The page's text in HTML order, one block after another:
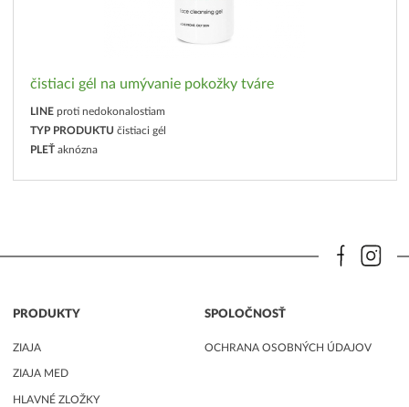
čistiaci gél na umývanie pokožky tváre
LINE proti nedokonalostiam
TYP PRODUKTU čistiaci gél
PLEŤ aknózna
PRODUKTY
ZIAJA
ZIAJA MED
HLAVNÉ ZLOŽKY
SPOLOČNOSŤ
OCHRANA OSOBNÝCH ÚDAJOV